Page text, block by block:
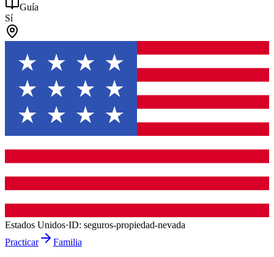
Guía
Sí
Estados Unidos·ID: seguros-propiedad-nevada
Practicar
Familia